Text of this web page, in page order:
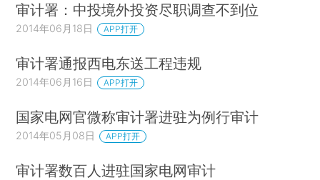
审计署：中投境外投资尽职调查不到位
2014年06月18日 APP打开
审计署通报西电东送工程违规
2014年06月16日 APP打开
国家电网官微称审计署进驻为例行审计
2014年05月08日 APP打开
审计署数百人进驻国家电网审计